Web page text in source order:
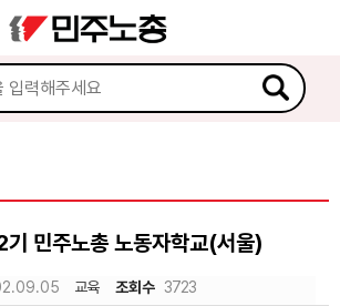
민주노총 노동자학교(서울)
교육 조회수 3723
스케치북5
스케치북5